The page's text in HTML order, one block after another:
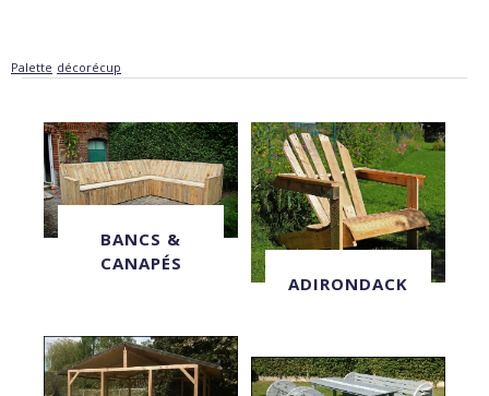
Palette décorécup
BANCS &
CANAPÉS
ADIRONDACK